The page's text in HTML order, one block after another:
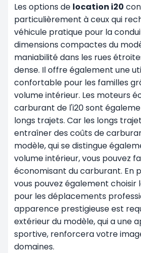
Les options de location i20
particulièrement à ceux qui
véhicule pratique pour la
dimensions compactes du
maniabilité dans les rues
dense. Il offre également une
confortable pour les familles
volume intérieur. Les moteurs
carburant de l'i20 sont
longs trajets. Car les longs
entraîner des coûts de
modèle, qui se distingue
volume intérieur, vous pouvez
économisant du carburant. En
vous pouvez également choisir
pour les déplacements
apparence prestigieuse est
extérieur du modèle, qui a une
sportive, renforcera votre
domaines.